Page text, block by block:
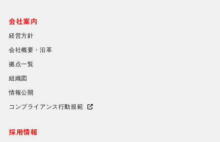
会社案内
経営方針
会社概要・沿革
拠点一覧
組織図
情報公開
コンプライアンス行動規範
採用情報